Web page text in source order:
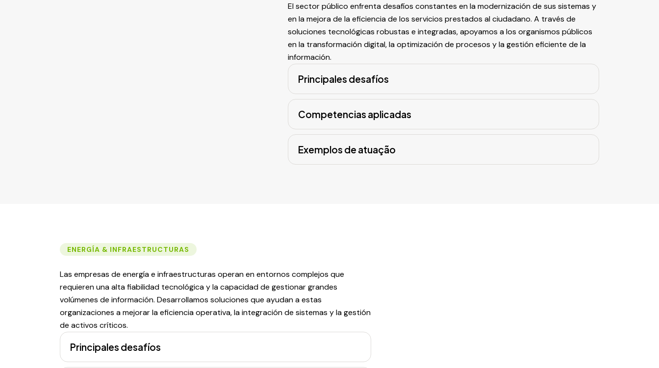
El sector público enfrenta desafíos constantes en la modernización de sus sistemas y
en la mejora de la eficiencia de los servicios prestados al ciudadano. A través de
soluciones tecnológicas robustas e integradas, apoyamos a los organismos públicos
en la transformación digital, la optimización de procesos y la gestión eficiente de la
información.
Principales desafíos
Competencias aplicadas
Exemplos de atuação
ENERGÍA & INFRAESTRUCTURAS
Las empresas de energía e infraestructuras operan en entornos complejos que
requieren una alta fiabilidad tecnológica y la capacidad de gestionar grandes
volúmenes de información. Desarrollamos soluciones que ayudan a estas
organizaciones a mejorar la eficiencia operativa, la integración de sistemas y la gestión
de activos críticos.
Principales desafíos